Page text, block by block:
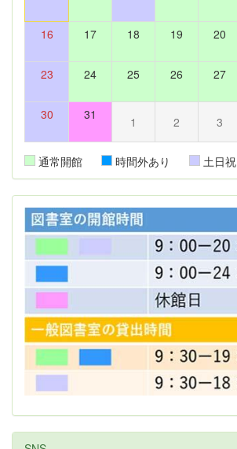
16 17 18 19 20
23 24 25 26 27
30 31 1 2 3
通常開館 時間外あり 土日祝